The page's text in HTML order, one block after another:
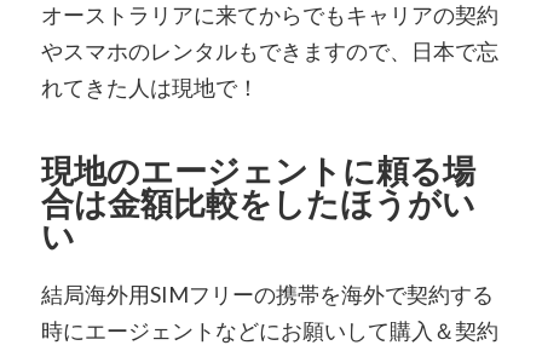
オーストラリアに来てからでもキャリアの契約
やスマホのレンタルもできますので、日本で忘
れてきた人は現地で！
現地のエージェントに頼る場
合は金額比較をしたほうがい
い
結局海外用SIMフリーの携帯を海外で契約する
時にエージェントなどにお願いして購入＆契約